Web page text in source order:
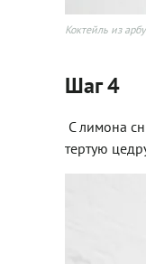
Коктейль из
Шаг 4
С лимона
тертую